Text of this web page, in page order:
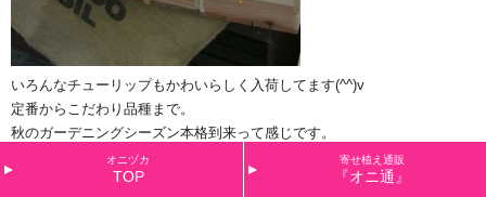
いろんなチューリップもかわいらしく入荷してます(^^)v
定番からこだわり品種まで。
秋のガーデニングシーズン本格到来って感じです。
そんなこんなで今日も楽しい一日でした。
オニヅカ
TOP
寄せ植え通販
『オニ通』